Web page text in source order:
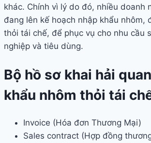
khác. Chính vì lý do đó, nhiều doanh
đang lên kế hoạch nhập khẩu nhôm,
thỏi tái chế, để phục vụ cho nhu cầu
nghiệp và tiêu dùng.
Bộ hồ sơ khai hải
khẩu nhôm thỏi tái
Invoice (Hóa đơn Thương Mại)
Sales contract (Hợp đồng